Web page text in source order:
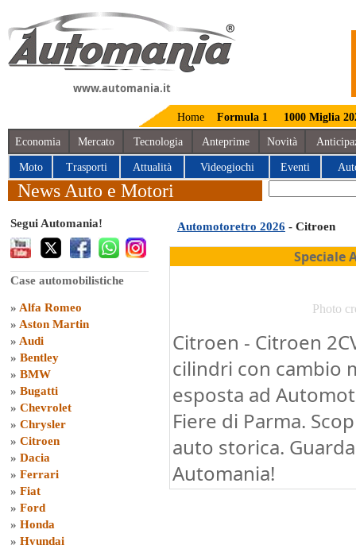
www.automania.it
Home Formula 1 1000 Miglia
Economia Mercato Tecnologia Anteprime Novità
Moto Trasporti Attualità Videogiochi Eventi
News Auto e Motori
Segui Automania!
Case automobilistiche
» Alfa Romeo
» Aston Martin
» Audi
» Bentley
» BMW
» Bugatti
» Chevrolet
» Chrysler
» Citroen
» Dacia
» Ferrari
» Fiat
» Ford
» Honda
» Hyundai
Automotoretro 2026 - Citroen
Speciale
Photo
Citroen - Citroen
cilindri con cambio
esposta ad
Fiere di Parma.
auto storica.
Automania!